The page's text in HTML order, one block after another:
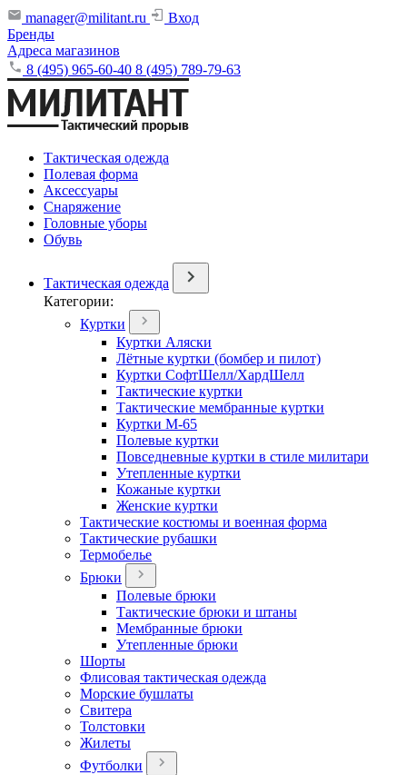
manager@militant.ru
Вход
Бренды
Адреса магазинов
8 (495) 965-60-40 8 (495) 789-79-63
Тактическая одежда
Полевая форма
Аксессуары
Снаряжение
Головные уборы
Обувь
Тактическая одежда
Категории:
Куртки
Куртки Аляски
Лётные куртки (бомбер и пилот)
Куртки СофтШелл/ХардШелл
Тактические куртки
Тактические мембранные куртки
Куртки М-65
Полевые куртки
Повседневные куртки в стиле милитари
Утепленные куртки
Кожаные куртки
Женские куртки
Тактические костюмы и военная форма
Тактические рубашки
Термобелье
Брюки
Полевые брюки
Тактические брюки и штаны
Мембранные брюки
Утепленные брюки
Шорты
Флисовая тактическая одежда
Морские бушлаты
Свитера
Толстовки
Жилеты
Футболки